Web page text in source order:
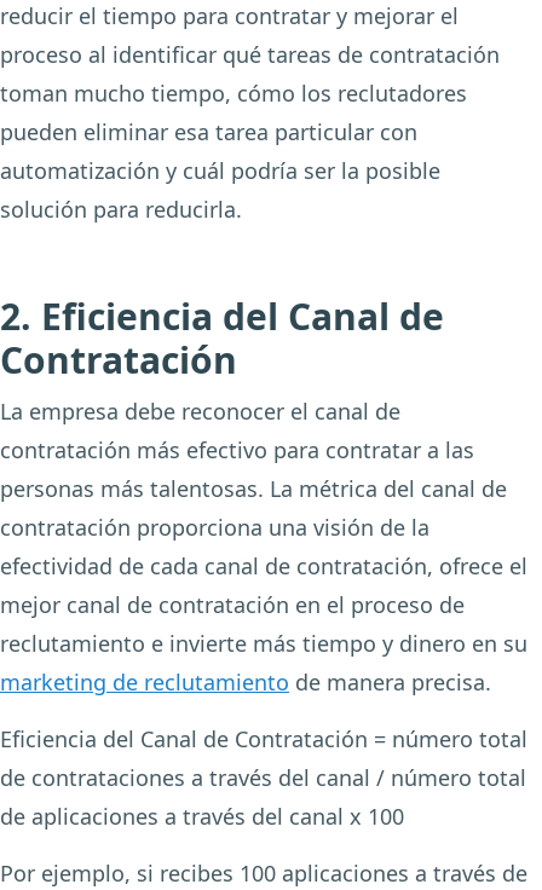
reducir el tiempo para contratar y mejorar el
proceso al identificar qué tareas de contratación
toman mucho tiempo, cómo los reclutadores
pueden eliminar esa tarea particular con
automatización y cuál podría ser la posible
solución para reducirla.
2. Eficiencia del Canal de
Contratación
La empresa debe reconocer el canal de
contratación más efectivo para contratar a las
personas más talentosas. La métrica del canal de
contratación proporciona una visión de la
efectividad de cada canal de contratación, ofrece el
mejor canal de contratación en el proceso de
reclutamiento e invierte más tiempo y dinero en su
marketing de reclutamiento de manera precisa.
Eficiencia del Canal de Contratación = número total
de contrataciones a través del canal / número total
de aplicaciones a través del canal x 100
Por ejemplo, si recibes 100 aplicaciones a través de